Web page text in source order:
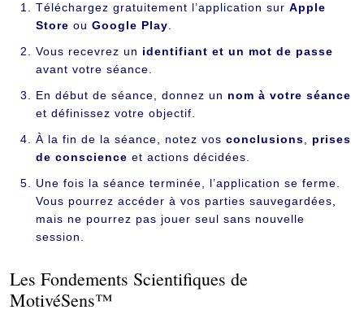
Téléchargez gratuitement l’application sur Apple
Store ou Google Play.
Vous recevrez un identifiant et un mot de passe
avant votre séance.
En début de séance, donnez un nom à votre séance
et définissez votre objectif.
À la fin de la séance, notez vos conclusions, prises
de conscience et actions décidées.
Une fois la séance terminée, l’application se ferme.
Vous pourrez accéder à vos parties sauvegardées,
mais ne pourrez pas jouer seul sans nouvelle
session.
Les Fondements Scientifiques de
MotivéSens™